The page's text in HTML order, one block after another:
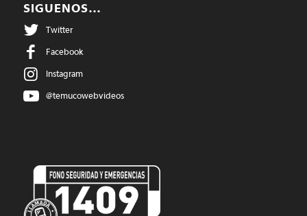
SIGUENOS…
Twitter
Facebook
Instagram
@temucowebvideos